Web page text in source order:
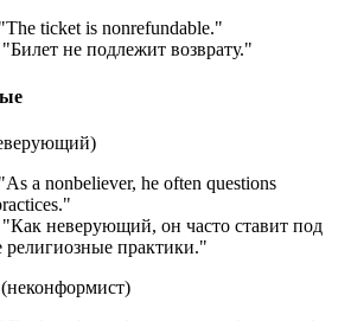
The ticket is nonrefundable."
не подлежит возврату."
As a nonbeliever, he often questions
"
неверующий, он часто ставит под
религиозные практики."
(неконформист)